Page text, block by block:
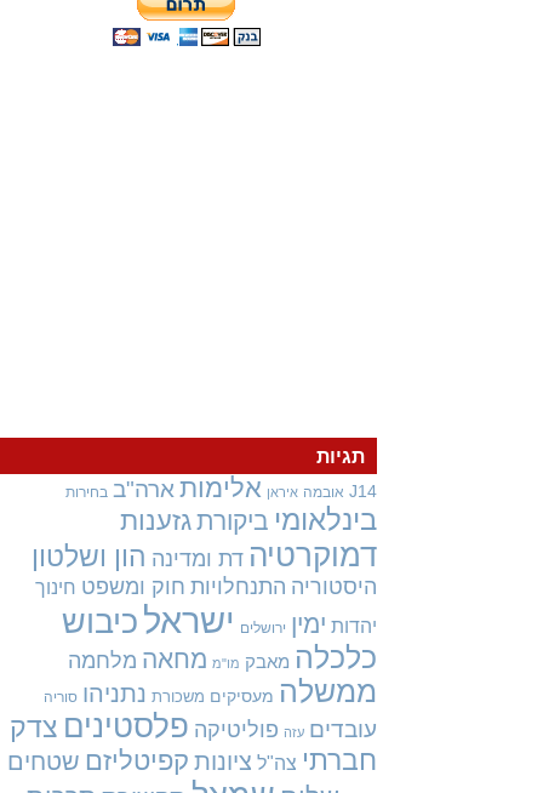
תגיות
J14 אובמה איראן אלימות ארה"ב בחירות
בינלאומיביקורתגזענות
דמוקרטיה דת ומדינההון ושלטון
היסטוריה התנחלויות חוק ומשפט חינוך
יהדות ימין ירושלים ישראלכיבוש
כלכלה מאבק מו"מ מחאהמלחמה
ממשלה מעסיקים משכורת נתניהו סוריה
עובדים עזה פוליטיקה פלסטיניםצדק
חברתי צה"ל ציונותקפיטליזםשטחים